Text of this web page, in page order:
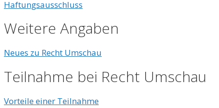
Haftungsausschluss
Weitere Angaben
Neues zu Recht Umschau
Teilnahme bei Recht Umschau
Vorteile einer Teilnahme